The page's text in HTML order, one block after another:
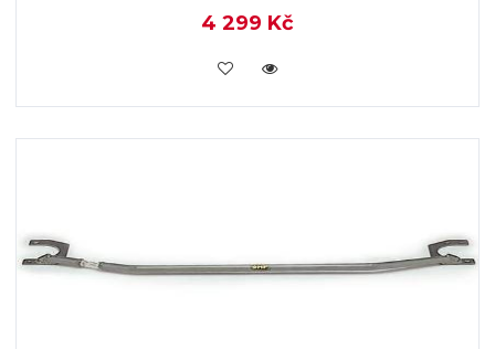
4 299 Kč
KOUPIT